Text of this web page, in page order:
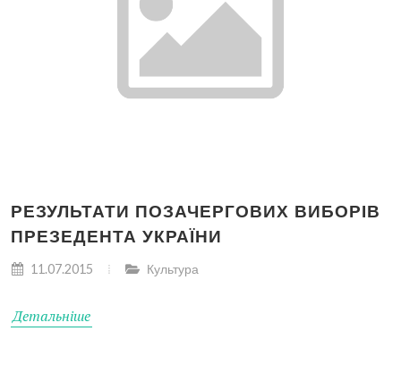
РЕЗУЛЬТАТИ ПОЗАЧЕРГОВИХ ВИБОРІВ
ПРЕЗЕДЕНТА УКРАЇНИ
11.07.2015 Культура
Детальніше